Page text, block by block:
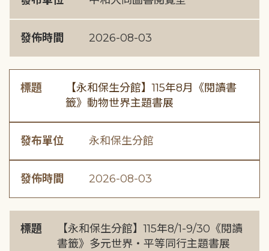
發佈時間 2026-08-03
標題
【永和保生分館】115年8月《閱讀書
籤》動物世界主題書展
發布單位 永和保生分館
發佈時間 2026-08-03
標題
【永和保生分館】115年8/1-9/30《閱讀
書籤》多元世界・平等同行主題書展